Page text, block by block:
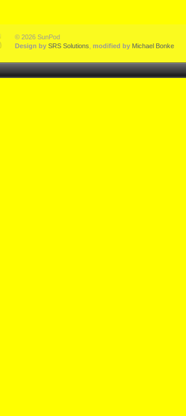
© 2026 SunPod
Design by SRS Solutions modified by Michael Bonke